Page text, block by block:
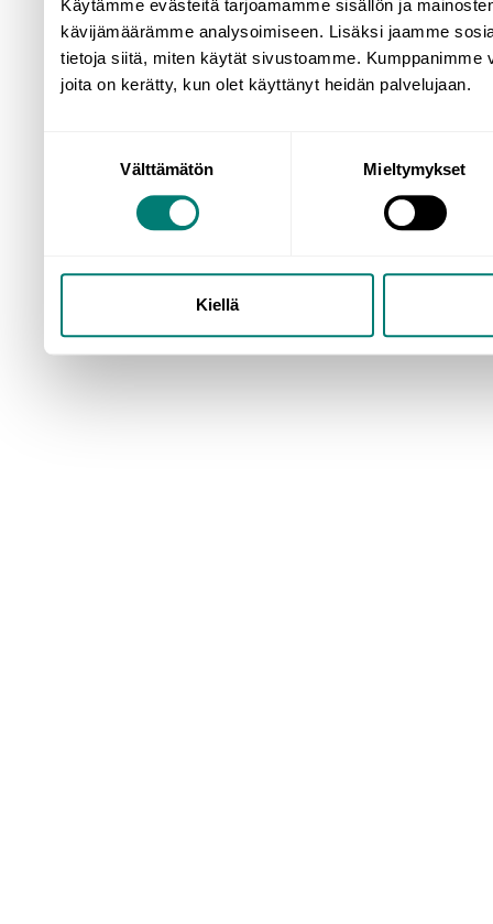
Käytämme evästeitä tarjoamamme sisällön ja
kävijämäärämme analysoimiseen. Lisäksi jaamme
tietoja siitä, miten käytät sivustoamme. Kumppanimme
joita on kerätty, kun olet käyttänyt heidän palvelujaan.
Välttämätön Mieltymykset
Kiellä